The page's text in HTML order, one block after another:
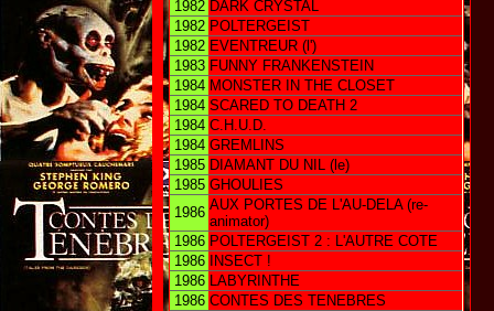
1982 DARK CRYSTAL
1982 POLTERGEIST
1982 EVENTREUR (l')
1983 FUNNY FRANKENSTEIN
1984 MONSTER IN THE CLOSET
1984 SCARED TO DEATH 2
1984 C.H.U.D.
1984 GREMLINS
1985 DIAMANT DU NIL (le)
1985 GHOULIES
1986 AUX PORTES DE L'AU-DELA (re-
animator)
1986 POLTERGEIST 2 : L'AUTRE COTE
1986
INSECT !
1986 LABYRINTHE
1986 CONTES DES TENEBRES